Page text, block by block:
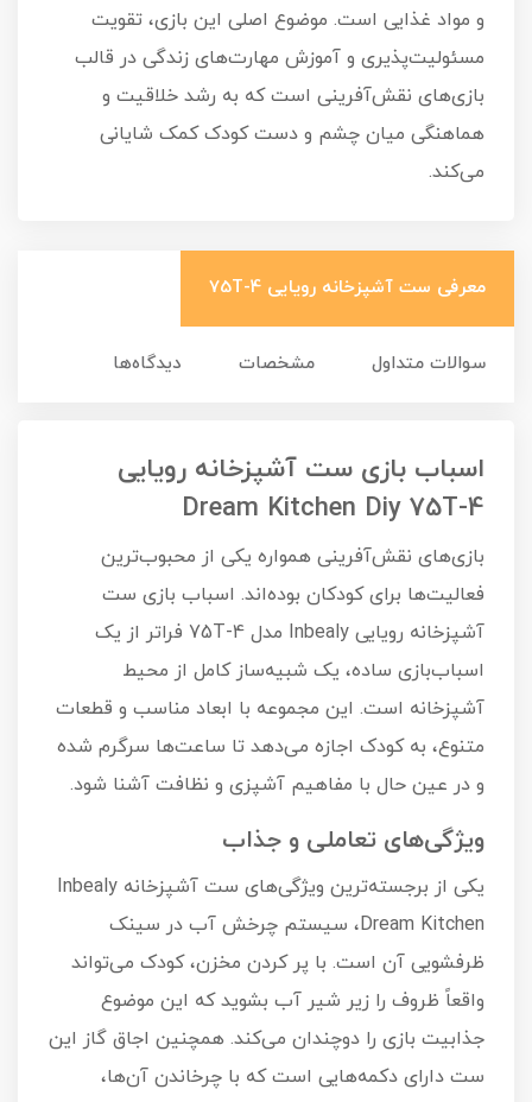
و مواد غذایی است. موضوع اصلی این بازی، تقویت
مسئولیت‌پذیری و آموزش مهارت‌های زندگی در قالب
بازی‌های نقش‌آفرینی است که به رشد خلاقیت و
هماهنگی میان چشم و دست کودک کمک شایانی
می‌کند.
معرفی ست آشپزخانه رویایی 75T-4
سوالات متداول مشخصات دیدگاه‌ها
اسباب بازی ست آشپزخانه رویایی
Dream Kitchen Diy 75T-4
بازی‌های نقش‌آفرینی همواره یکی از محبوب‌ترین
فعالیت‌ها برای کودکان بوده‌اند. اسباب بازی ست
آشپزخانه رویایی Inbealy مدل 75T-4 فراتر از یک
اسباب‌بازی ساده، یک شبیه‌ساز کامل از محیط
آشپزخانه است. این مجموعه با ابعاد مناسب و قطعات
متنوع، به کودک اجازه می‌دهد تا ساعت‌ها سرگرم شده
و در عین حال با مفاهیم آشپزی و نظافت آشنا شود.
ویژگی‌های تعاملی و جذاب
یکی از برجسته‌ترین ویژگی‌های ست آشپزخانه Inbealy
Dream Kitchen، سیستم چرخش آب در سینک
ظرفشویی آن است. با پر کردن مخزن، کودک می‌تواند
واقعاً ظروف را زیر شیر آب بشوید که این موضوع
جذابیت بازی را دوچندان می‌کند. همچنین اجاق گاز این
ست دارای دکمه‌هایی است که با چرخاندن آن‌ها،